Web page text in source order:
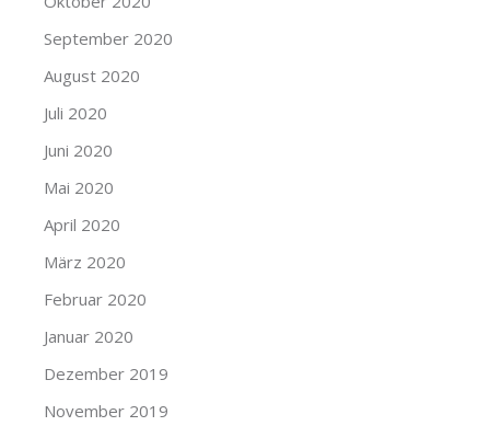
September 2020
August 2020
Juli 2020
Juni 2020
Mai 2020
April 2020
März 2020
Februar 2020
Januar 2020
Dezember 2019
November 2019